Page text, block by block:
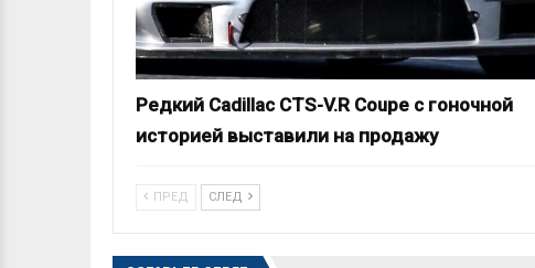
Редкий Cadillac CTS-V.R Coupe с гоночной
историей выставили на продажу
ПРЕД СЛЕД